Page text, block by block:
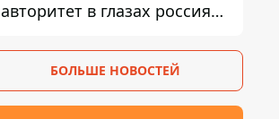
авторитет в глазах россиян:
давлением - Sky News
БОЛЬШЕ НОВОСТЕЙ